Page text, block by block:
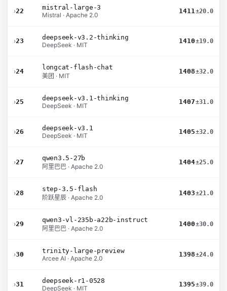
›22
mistral-large-3
Mistral · Apache 2.0
1411±20.0
›23
deepseek-v3.2-thinking
DeepSeek · MIT
1410±19.0
›24
longcat-flash-chat
美团 · MIT
1408±32.0
›25
deepseek-v3.1-thinking
DeepSeek · MIT
1407±31.0
›26
deepseek-v3.1
DeepSeek · MIT
1405±32.0
›27
qwen3.5-27b
阿里巴巴 · Apache 2.0
1404±25.0
›28
step-3.5-flash
阶跃星辰 · Apache 2.0
1403±21.0
›29
qwen3-vl-235b-a22b-instruct
阿里巴巴 · Apache 2.0
1400±30.0
›30
trinity-large-preview
Arcee AI · Apache 2.0
1398±24.0
›31
deepseek-r1-0528
DeepSeek · MIT
1395±39.0